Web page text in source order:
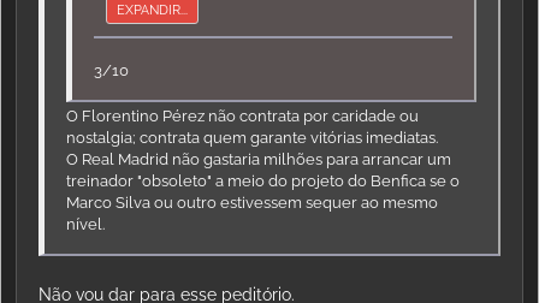
EXPANDIR...
3/10
O Florentino Pérez não contrata por caridade ou
nostalgia; contrata quem garante vitórias imediatas.
O Real Madrid não gastaria milhões para arrancar um
treinador "obsoleto" a meio do projeto do Benfica se o
Marco Silva ou outro estivessem sequer ao mesmo
nível.
Não vou dar para esse peditório.